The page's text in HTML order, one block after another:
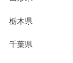
栃木県
千葉県